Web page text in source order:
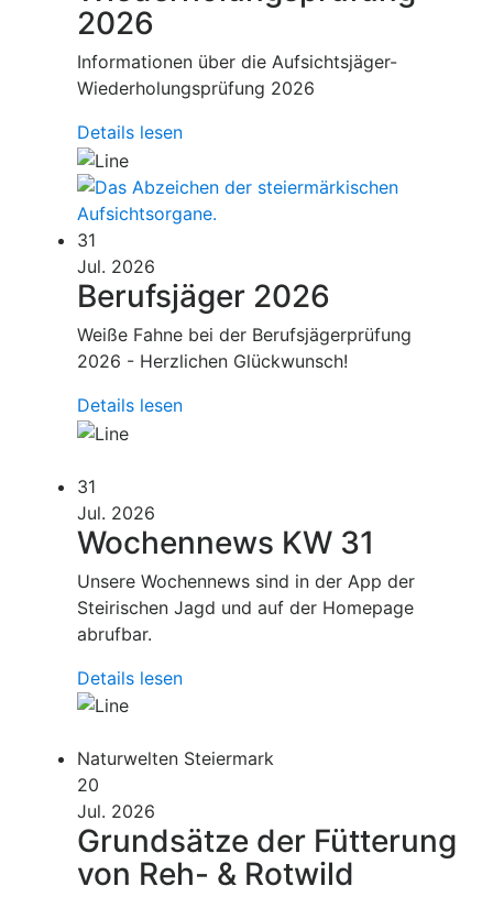
2026
Informationen über die Aufsichtsjäger-
Wiederholungsprüfung 2026
Details lesen
31
Jul. 2026
Berufsjäger 2026
Weiße Fahne bei der Berufsjägerprüfung
2026 - Herzlichen Glückwunsch!
Details lesen
31
Jul. 2026
Wochennews KW 31
Unsere Wochennews sind in der App der
Steirischen Jagd und auf der Homepage
abrufbar.
Details lesen
Naturwelten Steiermark
20
Jul. 2026
Grundsätze der Fütterung
von Reh- & Rotwild